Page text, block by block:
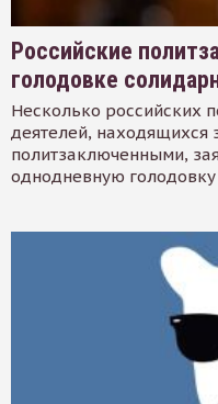
Российские
голодовке
Несколько российских
деятелей, находящихся
политзаключенными,
однодневную голодовку